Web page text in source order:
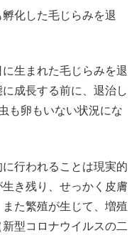
化した毛じらみを退
生まれた毛じらみを退
成長する前に、退治し
も卵もいない状況にな
行われることは現実的
き残り、せっかく皮膚
た繁殖が生じて、増殖
型コロナウイルスの二